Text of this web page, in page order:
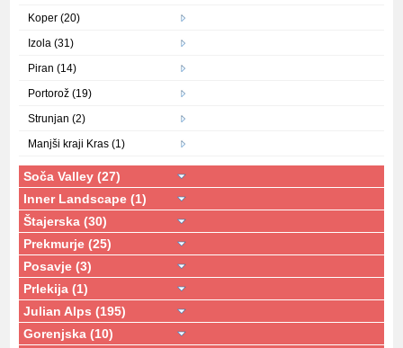
Koper (20)
Izola (31)
Piran (14)
Portorož (19)
Strunjan (2)
Manjši kraji Kras (1)
Soča Valley (27)
Inner Landscape (1)
Štajerska (30)
Prekmurje (25)
Posavje (3)
Prlekija (1)
Julian Alps (195)
Gorenjska (10)